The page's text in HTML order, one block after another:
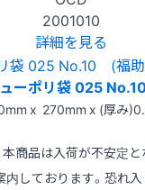
2001010
詳細を見る
ューポリ袋 025
x 270mm x (厚み
商品は入荷が不安定
しております。恐れ